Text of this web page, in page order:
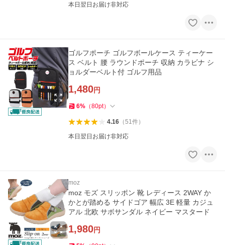
本日翌日お届け非対応
ゴルフポーチ ゴルフボールケース ティーケー
ス ベルト 腰 ラウンドポーチ 収納 カラビナ シ
ョルダーベルト付 ゴルフ用品
1,480円
6% （80pt）
4.16（51件）
本日翌日お届け非対応
moz
moz モズ スリッポン 靴 レディース 2WAY か
かとが踏める サイドゴア 幅広 3E 軽量 カジュ
アル 北欧 サボサンダル ネイビー マスタード
1,980円